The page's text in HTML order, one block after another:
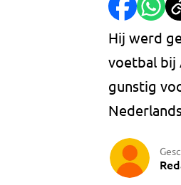
Hij werd
voetbal bij
gunstig